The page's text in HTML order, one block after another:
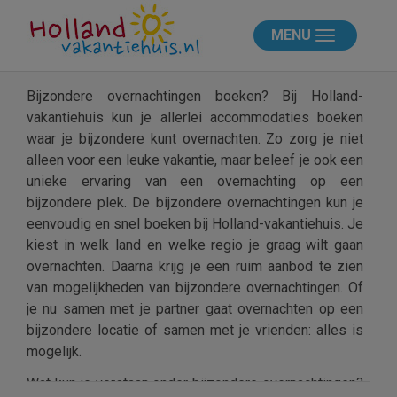
MENU
Bijzondere overnachtingen boeken? Bij Holland-
vakantiehuis kun je allerlei accommodaties boeken
waar je bijzondere kunt overnachten. Zo zorg je niet
alleen voor een leuke vakantie, maar beleef je ook een
unieke ervaring van een overnachting op een
bijzondere plek. De bijzondere overnachtingen kun je
eenvoudig en snel boeken bij Holland-vakantiehuis. Je
kiest in welk land en welke regio je graag wilt gaan
overnachten. Daarna krijg je een ruim aanbod te zien
van mogelijkheden van bijzondere overnachtingen. Of
je nu samen met je partner gaat overnachten op een
bijzondere locatie of samen met je vrienden: alles is
mogelijk.
Wat kun je verstaan onder bijzondere overnachtingen?